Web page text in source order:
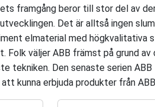
framgång beror till stor del av
Det är alltså ingen
elmaterial med högkvalitativa
väljer ABB främst på grund av
tekniken. Den senaste serien
kunna erbjuda produkter från